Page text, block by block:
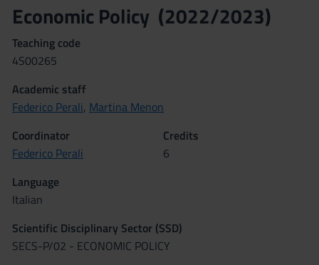
Economic Policy (2022/2023)
Teaching code
4S00265
Academic staff
Federico Perali, Martina Menon
Coordinator
Federico Perali
Credits
6
Language
Italian
Scientific Disciplinary Sector (SSD)
SECS-P/02 - ECONOMIC POLICY